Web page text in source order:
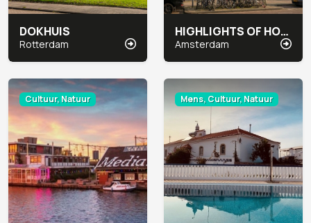
DOKHUIS
Rotterdam
HIGHLIGHTS OF HOLLAND
Amsterdam
Cultuur, Natuur Mens, Cultuur, Natuur